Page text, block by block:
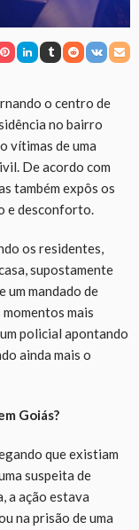
o centro de
no bairro
vítimas de uma
De acordo com
também expôs os
e desconforto.
os residentes,
supostamente
um mandado de
mais
policial apontando
ainda mais o
Goiás?
que existiam
suspeita de
a ação estava
na prisão de uma